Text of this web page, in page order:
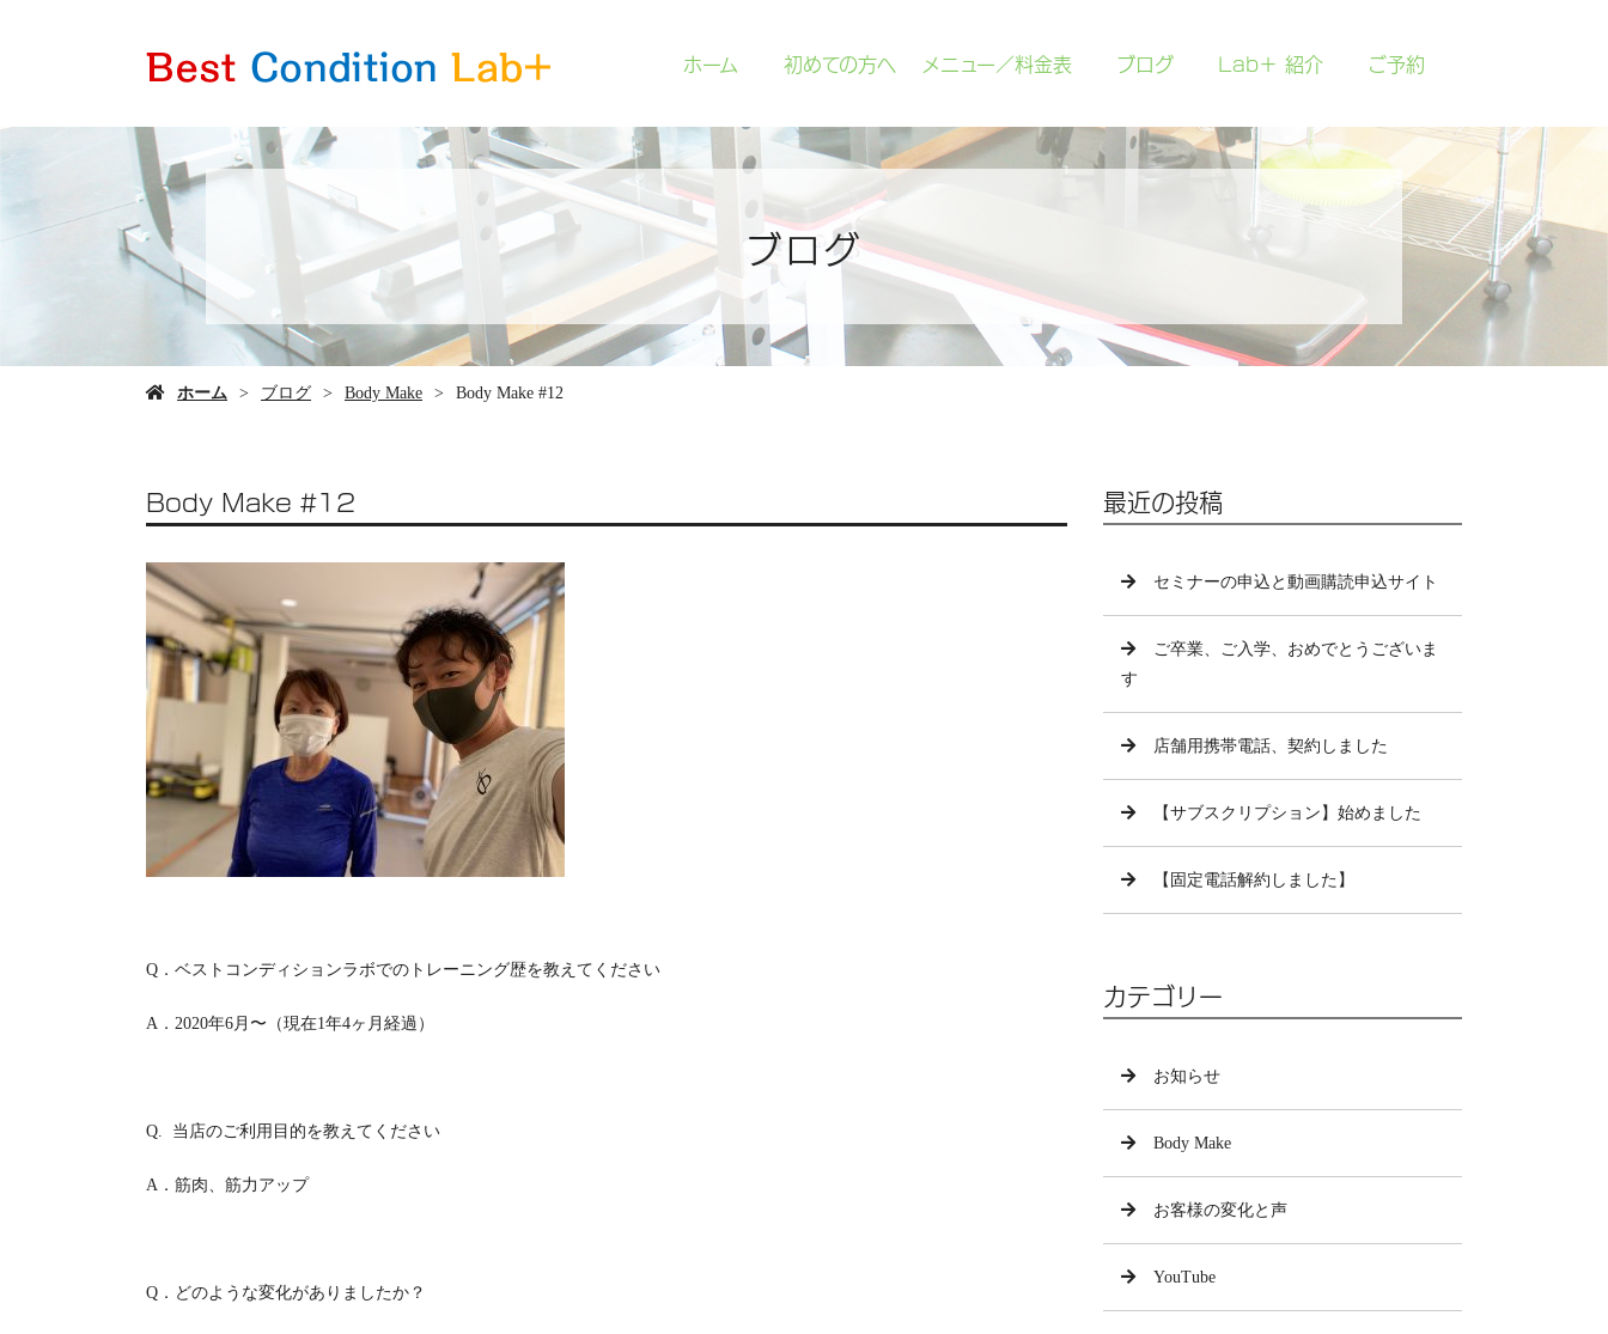
ホーム 初めての方へ メニュー／料金表 ブログ Lab＋ 紹介 ご予約
ブログ
ホーム ブログ Body Make Body Make #12
Body Make #12
Q ．ベストコンディションラボでのトレーニング歴を教えてください
A ． 2020年6月〜（現在1年4ヶ月経過）
Q. 当店のご利用目的を教えてください
A ．筋肉、筋力アップ
Q ．どのような変化がありましたか？
最近の投稿
セミナーの申込と動画購読申込サイト
ご卒業、ご入学、おめでとうございま
す
店舗用携帯電話、契約しました
【サブスクリプション】始めました
【固定電話解約しました】
カテゴリー
お知らせ
Body Make
お客様の変化と声
YouTube